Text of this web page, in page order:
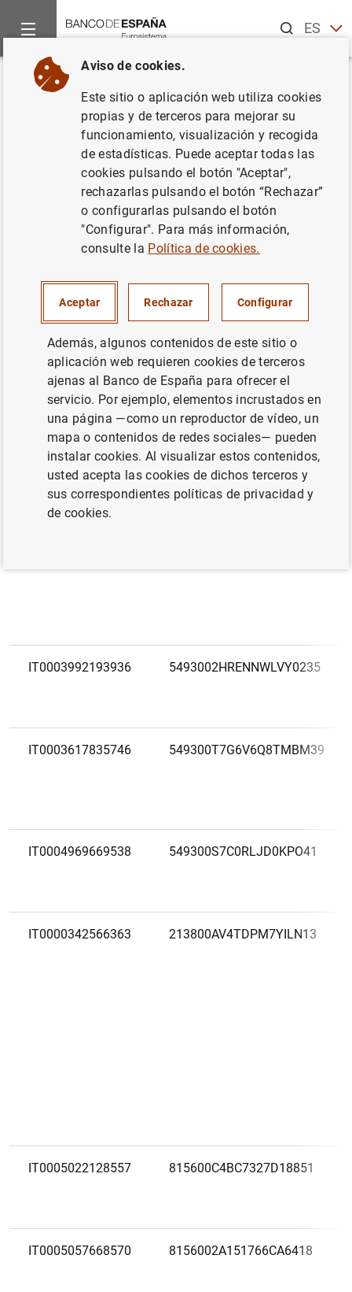
ESEN
Inicio Estadísticas
Volver
07/08/2026
Descarga la lista en formato CSV
Código europeo LEI
IT0004971255185 529900DXBYFKKYZX7M57
IT0003992193936 5493002HRENNWLVY0235
IT0003617835746 549300T7G6V6Q8TMBM39
IT0004969669538 549300S7C0RLJD0KPO41
IT0000342566363 213800AV4TDPM7YILN13
IT0005022128557 815600C4BC7327D18851
IT0005057668570 8156002A151766CA6418
Aviso de cookies.
Este sitio o aplicación web utiliza cookies
propias y de terceros para mejorar su
funcionamiento, visualización y recogida
de estadísticas. Puede aceptar todas las
cookies pulsando el botón "Aceptar",
rechazarlas pulsando el botón “Rechazar”
o configurarlas pulsando el botón
"Configurar". Para más información,
consulte la Política de cookies.
Aceptar Rechazar Configurar
Además, algunos contenidos de este sitio o
aplicación web requieren cookies de terceros
ajenas al Banco de España para ofrecer el
servicio. Por ejemplo, elementos incrustados en
una página —como un reproductor de vídeo, un
mapa o contenidos de redes sociales— pueden
instalar cookies. Al visualizar estos contenidos,
usted acepta las cookies de dichos terceros y
sus correspondientes políticas de privacidad y
de cookies.